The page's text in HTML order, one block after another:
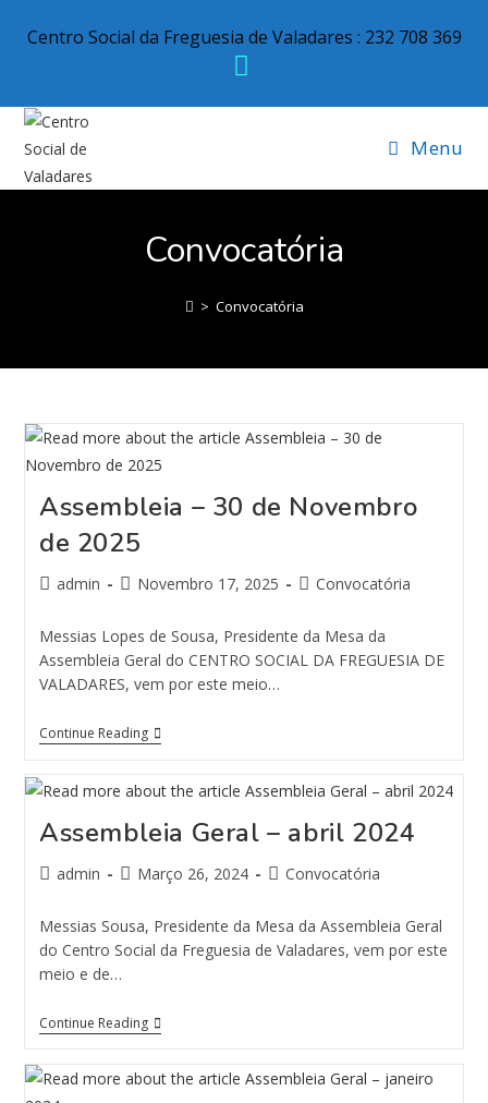
Centro Social da Freguesia de Valadares : 232 708 369
Menu
Convocatória
> Convocatória
Assembleia – 30 de Novembro
de 2025
admin Novembro 17, 2025 Convocatória
Messias Lopes de Sousa, Presidente da Mesa da
Assembleia Geral do CENTRO SOCIAL DA FREGUESIA DE
VALADARES, vem por este meio…
Continue Reading
Assembleia Geral – abril 2024
admin Março 26, 2024 Convocatória
Messias Sousa, Presidente da Mesa da Assembleia Geral
do Centro Social da Freguesia de Valadares, vem por este
meio e de…
Continue Reading